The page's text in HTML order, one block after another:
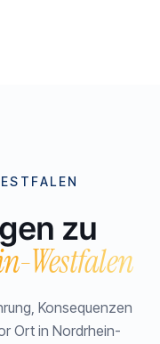
zu
Westfalen
Konsequenzen
Ort in Nordrhein-